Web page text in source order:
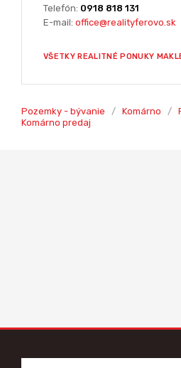
Telefón: 0918 818 131
E-mail: office@realityferovo.sk
VŠETKY REALITNÉ PONUKY
Pozemky - bývanie / Komárno /
Komárno predaj